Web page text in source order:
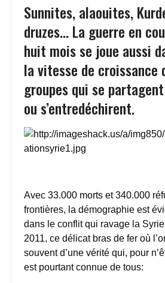
Sunnites, alaouites,
druzes… La guerre en
huit mois se joue aussi
la vitesse de croissance
groupes qui se
ou s’entredéchirent.
Avec 33.000 morts et 340.000
frontières, la démographie est
dans le conflit qui ravage la
2011, ce délicat bras de fer où
souvent d’une vérité qui, pour
est pourtant connue de tous: